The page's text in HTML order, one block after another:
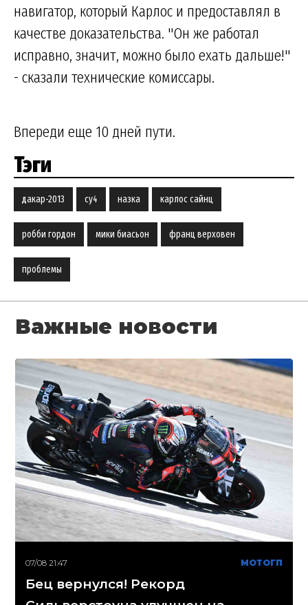
навигатор, который Карлос и предоставлял в
качестве доказательства. "Он же работал
исправно, значит, можно было ехать дальше!"
- сказали технические комиссары.
Впереди еще 10 дней пути.
Тэги
дакар-2013 су4 назка карлос сайнц
робби гордон мики биасьон франц верховен
проблемы
Важные новости
07/08 21:47 МОТОГП
Бец вернулся! Рекорд